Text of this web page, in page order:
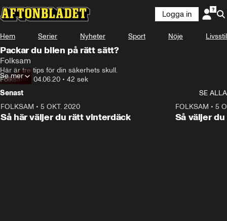
Annons
Annons från Folksam
Logga in
Hem Serier Nyheter Sport Nöje Livsstil
Packar du bilen på rätt sätt?
Folksam
Här är tre tips för din säkerhets skull.
Folksam• 04.06.20 • 42 sek
Se mer
Senast
SE ALLA
FOLKSAM • 5 OKT. 2020
Så här väljer du rätt vinterdäck
FOLKSAM • 5
Så väljer